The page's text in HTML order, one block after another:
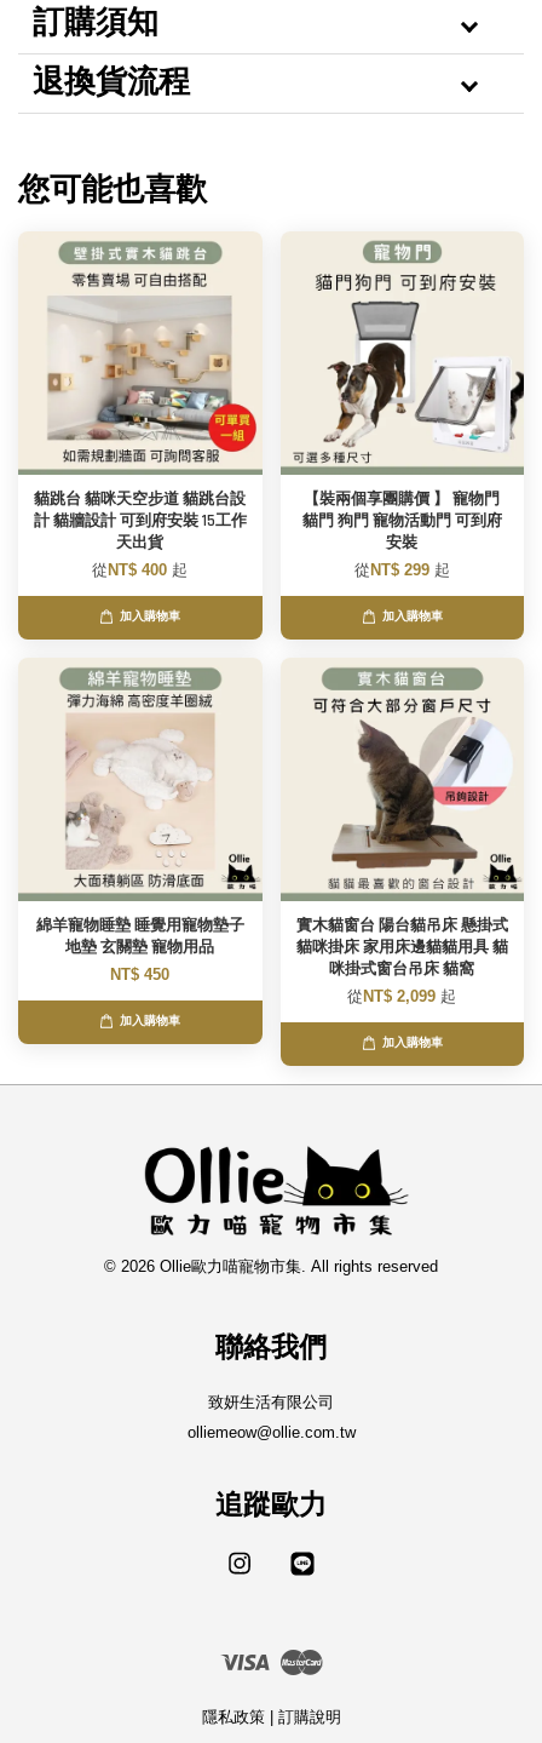
訂購須知
退換貨流程
您可能也喜歡
貓跳台 貓咪天空步道 貓跳台設
計 貓牆設計 可到府安裝 15工作
天出貨
從 NT$ 400 起
加入購物車
【裝兩個享團購價 】 寵物門
貓門 狗門 寵物活動門 可到府
安裝
從 NT$ 299 起
加入購物車
綿羊寵物睡墊 睡覺用寵物墊子
地墊 玄關墊 寵物用品
NT$ 450
加入購物車
實木貓窗台 陽台貓吊床 懸掛式
貓咪掛床 家用床邊貓貓用具 貓
咪掛式窗台吊床 貓窩
從 NT$ 2,099 起
加入購物車
© 2026 Ollie歐力喵寵物市集. All rights reserved
聯絡我們
致妍生活有限公司
olliemeow@ollie.com.tw
追蹤歐力
Instagram
Visa Master
隱私政策| 訂購說明